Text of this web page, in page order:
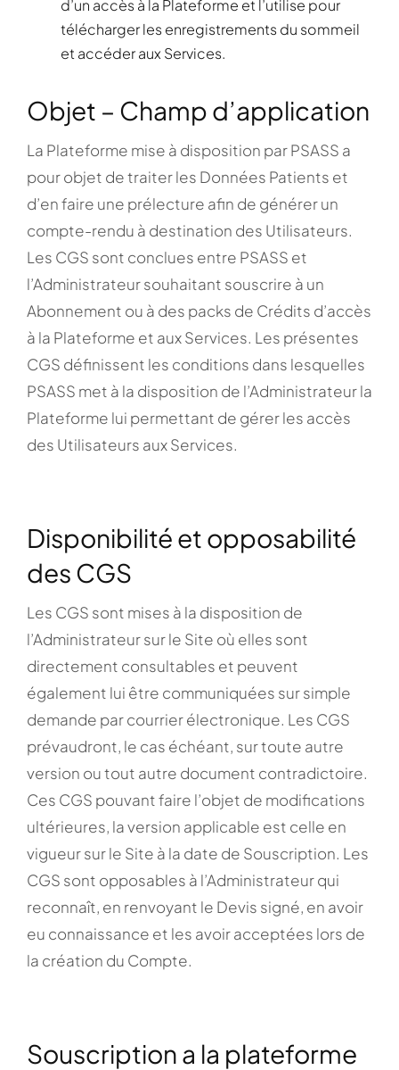
d’un accès à la Plateforme et l’utilise pour
télécharger les enregistrements du sommeil
et accéder aux Services.
Objet – Champ d’application
La Plateforme mise à disposition par PSASS a
pour objet de traiter les Données Patients et
d’en faire une prélecture afin de générer un
compte-rendu à destination des Utilisateurs.
Les CGS sont conclues entre PSASS et
l’Administrateur souhaitant souscrire à un
Abonnement ou à des packs de Crédits d’accès
à la Plateforme et aux Services. Les présentes
CGS définissent les conditions dans lesquelles
PSASS met à la disposition de l’Administrateur la
Plateforme lui permettant de gérer les accès
des Utilisateurs aux Services.
Disponibilité et opposabilité
des CGS
Les CGS sont mises à la disposition de
l’Administrateur sur le Site où elles sont
directement consultables et peuvent
également lui être communiquées sur simple
demande par courrier électronique. Les CGS
prévaudront, le cas échéant, sur toute autre
version ou tout autre document contradictoire.
Ces CGS pouvant faire l’objet de modifications
ultérieures, la version applicable est celle en
vigueur sur le Site à la date de Souscription. Les
CGS sont opposables à l’Administrateur qui
reconnaît, en renvoyant le Devis signé, en avoir
eu connaissance et les avoir acceptées lors de
la création du Compte.
Souscription a la plateforme